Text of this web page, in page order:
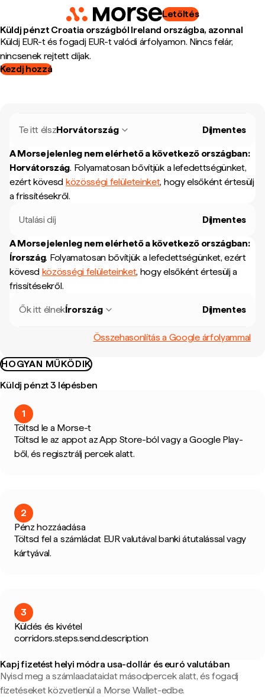
Letöltés
Küldj pénzt Croatia országból Ireland országba, azonnal
Küldj EUR-t és fogadj EUR-t valódi árfolyamon. Nincs felár,
nincsenek rejtett díjak.
Kezdj hozzá
Te itt élszHorvátország Díjmentes
A Morse jelenleg nem elérhető a következő országban:
Horvátország. Folyamatosan bővítjük a lefedettségünket,
ezért kövesd közösségi felületeinket, hogy elsőként értesülj
a frissítésekről.
Utalási díj Díjmentes
A Morse jelenleg nem elérhető a következő országban:
Írország. Folyamatosan bővítjük a lefedettségünket, ezért
kövesd közösségi felületeinket, hogy elsőként értesülj a
frissítésekről.
Ők itt élnekÍrország Díjmentes
Összehasonlítás a Google árfolyammal
HOGYAN MŰKÖDIK
Küldj pénzt 3 lépésben
1
Töltsd le a Morse-t
Töltsd le az appot az App Store-ból vagy a Google Play-
ből, és regisztrálj percek alatt.
2
Pénz hozzáadása
Töltsd fel a számládat EUR valutával banki átutalással vagy
kártyával.
3
Küldés és kivétel
corridors.steps.send.description
Kapj fizetést helyi módra usa-dollár és euró valutában
Nyisd meg a számlaadataidat másodpercek alatt, és fogadj
fizetéseket közvetlenül a Morse Wallet-edbe.